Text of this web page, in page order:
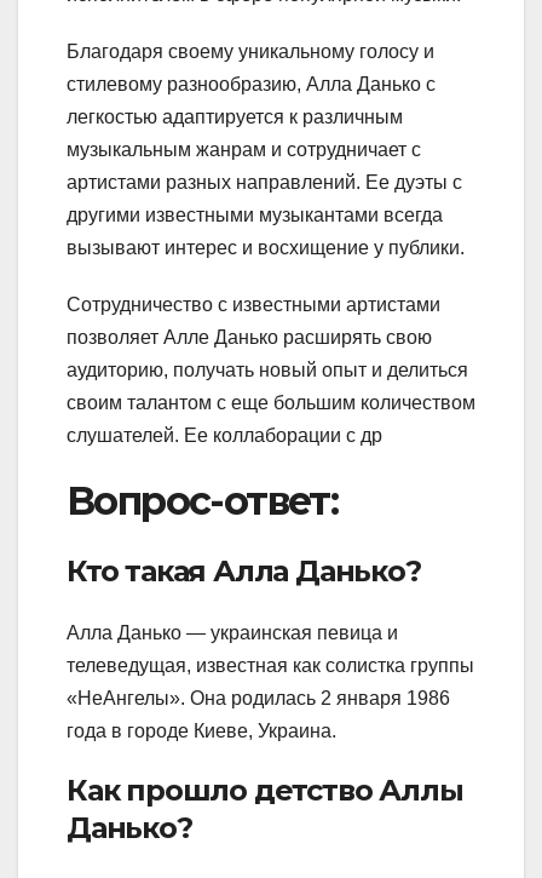
Благодаря своему уникальному голосу и
стилевому разнообразию, Алла Данько с
легкостью адаптируется к различным
музыкальным жанрам и сотрудничает с
артистами разных направлений. Ее дуэты с
другими известными музыкантами всегда
вызывают интерес и восхищение у публики.
Сотрудничество с известными артистами
позволяет Алле Данько расширять свою
аудиторию, получать новый опыт и делиться
своим талантом с еще большим количеством
слушателей. Ее коллаборации с др
Вопрос-ответ:
Кто такая Алла Данько?
Алла Данько — украинская певица и
телеведущая, известная как солистка группы
«НеАнгелы». Она родилась 2 января 1986
года в городе Киеве, Украина.
Как прошло детство Аллы
Данько?